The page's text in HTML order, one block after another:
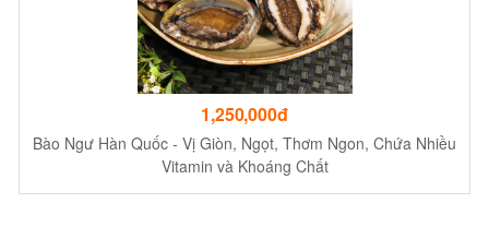
1,250,000đ
Bào Ngư Hàn Quốc - Vị Giòn, Ngọt, Thơm Ngon, Chứa Nhiều
Vitamin và Khoáng Chất